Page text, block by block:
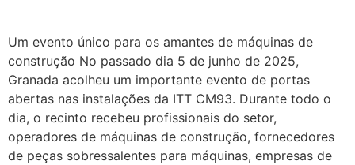
Um evento único para os amantes de máquinas de
construção No passado dia 5 de junho de 2025,
Granada acolheu um importante evento de portas
abertas nas instalações da ITT CM93. Durante todo o
dia, o recinto recebeu profissionais do setor,
operadores de máquinas de construção, fornecedores
de peças sobressalentes para máquinas, empresas de